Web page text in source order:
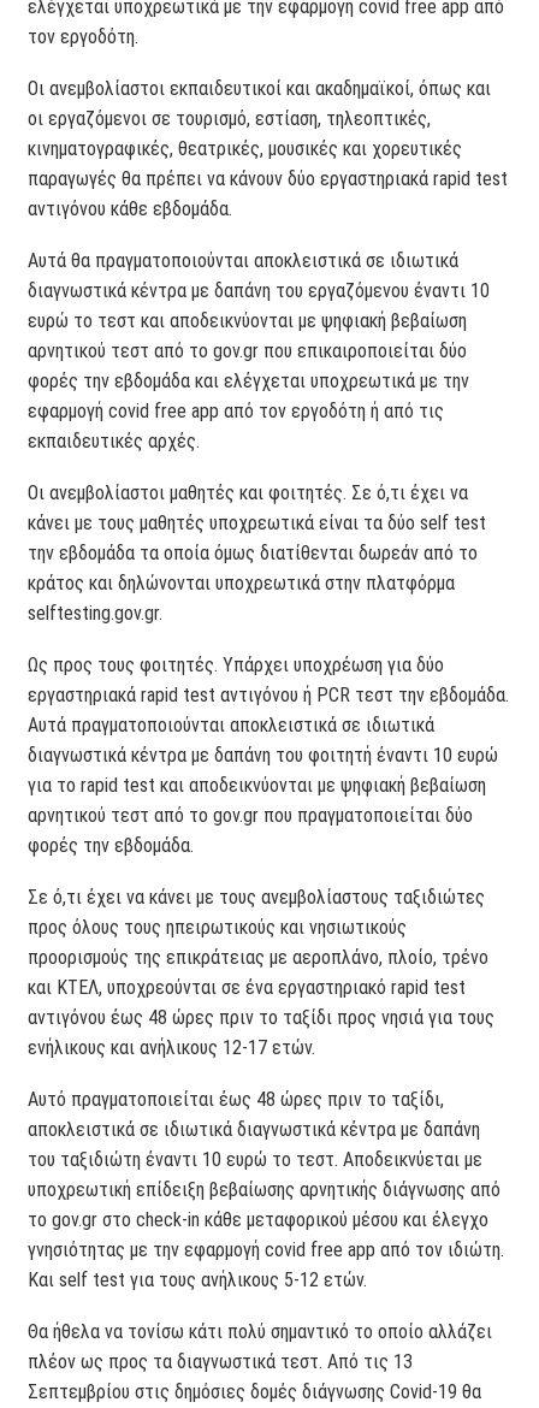
ελέγχεται υποχρεωτικά με την εφαρμογή covid free app από
τον εργοδότη.
Οι ανεμβολίαστοι εκπαιδευτικοί και ακαδημαϊκοί, όπως και
οι εργαζόμενοι σε τουρισμό, εστίαση, τηλεοπτικές,
κινηματογραφικές, θεατρικές, μουσικές και χορευτικές
παραγωγές θα πρέπει να κάνουν δύο εργαστηριακά rapid test
αντιγόνου κάθε εβδομάδα.
Αυτά θα πραγματοποιούνται αποκλειστικά σε ιδιωτικά
διαγνωστικά κέντρα με δαπάνη του εργαζόμενου έναντι 10
ευρώ το τεστ και αποδεικνύονται με ψηφιακή βεβαίωση
αρνητικού τεστ από το gov.gr που επικαιροποιείται δύο
φορές την εβδομάδα και ελέγχεται υποχρεωτικά με την
εφαρμογή covid free app από τον εργοδότη ή από τις
εκπαιδευτικές αρχές.
Οι ανεμβολίαστοι μαθητές και φοιτητές. Σε ό,τι έχει να
κάνει με τους μαθητές υποχρεωτικά είναι τα δύο self test
την εβδομάδα τα οποία όμως διατίθενται δωρεάν από το
κράτος και δηλώνονται υποχρεωτικά στην πλατφόρμα
selftesting.gov.gr.
Ως προς τους φοιτητές. Υπάρχει υποχρέωση για δύο
εργαστηριακά rapid test αντιγόνου ή PCR τεστ την εβδομάδα.
Αυτά πραγματοποιούνται αποκλειστικά σε ιδιωτικά
διαγνωστικά κέντρα με δαπάνη του φοιτητή έναντι 10 ευρώ
για το rapid test και αποδεικνύονται με ψηφιακή βεβαίωση
αρνητικού τεστ από το gov.gr που πραγματοποιείται δύο
φορές την εβδομάδα.
Σε ό,τι έχει να κάνει με τους ανεμβολίαστους ταξιδιώτες
προς όλους τους ηπειρωτικούς και νησιωτικούς
προορισμούς της επικράτειας με αεροπλάνο, πλοίο, τρένο
και ΚΤΕΛ, υποχρεούνται σε ένα εργαστηριακό rapid test
αντιγόνου έως 48 ώρες πριν το ταξίδι προς νησιά για τους
ενήλικους και ανήλικους 12-17 ετών.
Αυτό πραγματοποιείται έως 48 ώρες πριν το ταξίδι,
αποκλειστικά σε ιδιωτικά διαγνωστικά κέντρα με δαπάνη
του ταξιδιώτη έναντι 10 ευρώ το τεστ. Αποδεικνύεται με
υποχρεωτική επίδειξη βεβαίωσης αρνητικής διάγνωσης από
το gov.gr στο check-in κάθε μεταφορικού μέσου και έλεγχο
γνησιότητας με την εφαρμογή covid free app από τον ιδιώτη.
Και self test για τους ανήλικους 5-12 ετών.
Θα ήθελα να τονίσω κάτι πολύ σημαντικό το οποίο αλλάζει
πλέον ως προς τα διαγνωστικά τεστ. Από τις 13
Σεπτεμβρίου στις δημόσιες δομές διάγνωσης Covid-19 θα